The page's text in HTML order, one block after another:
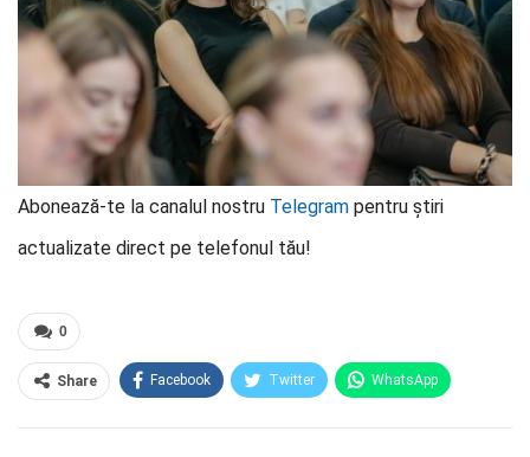
Abonează-te la canalul nostru Telegram pentru știri
actualizate direct pe telefonul tău!
0
Share Facebook Twitter WhatsApp